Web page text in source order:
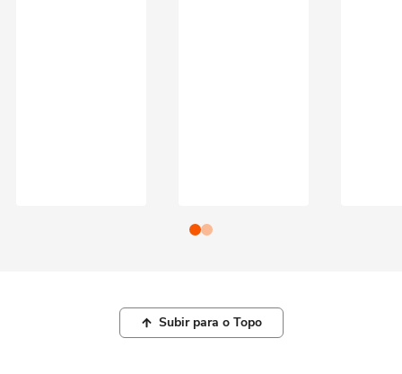
Subir para o Topo